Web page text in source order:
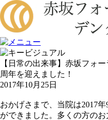
【日常の出来事】赤坂フォ
周年を迎えました！
2017年10月25日
おかげさまで、当院は2017
ができました。多くの方の